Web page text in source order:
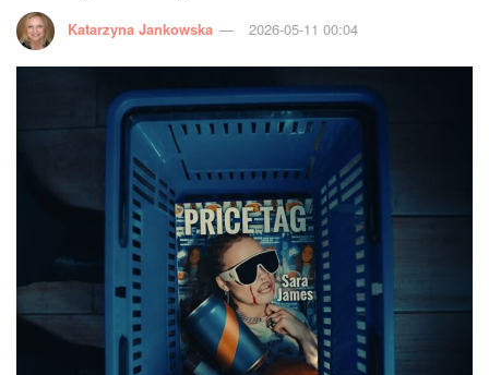
Katarzyna Jankowska 2026-05-11 00:04